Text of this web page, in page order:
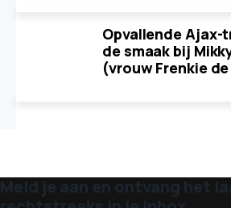
Opvallende Ajax-
de smaak bij
(vrouw Frenkie
Meld je aan en ontvang het